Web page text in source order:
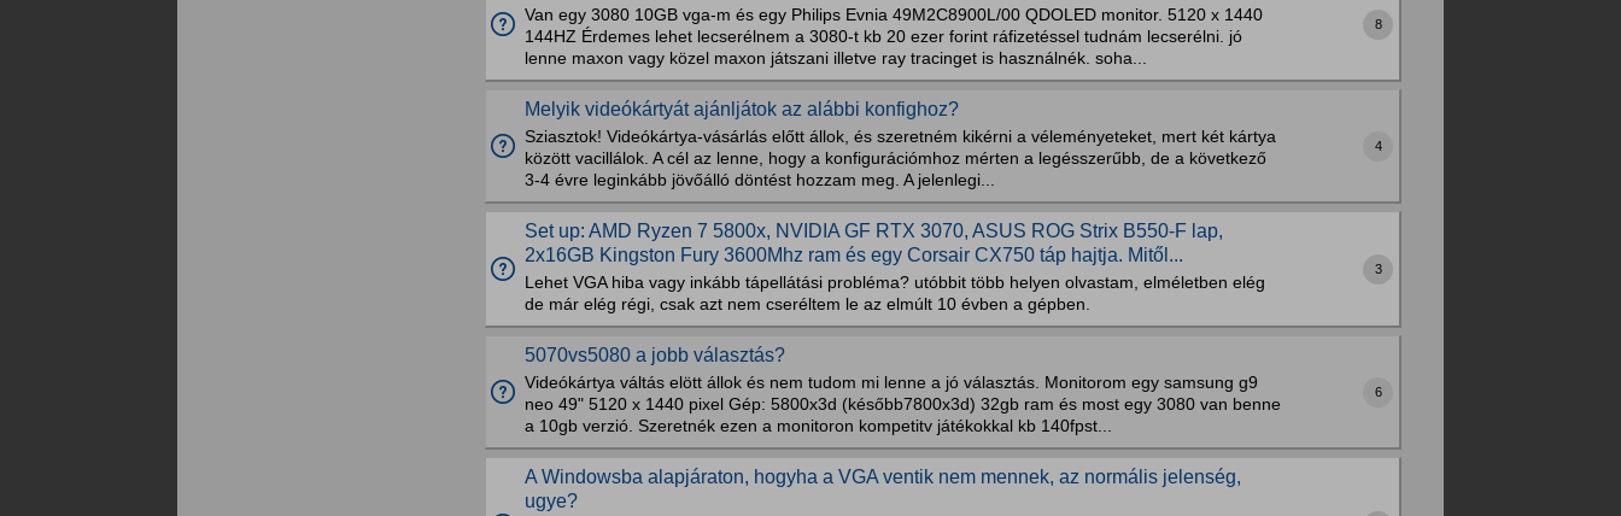
Van egy 3080 10GB vga-m és egy Philips Evnia 49M2C8900L/00 QDOLED monitor. 5120 x 1440
144HZ Érdemes lehet lecserélnem a 3080-t kb 20 ezer forint ráfizetéssel tudnám lecserélni. jó
lenne maxon vagy közel maxon játszani illetve ray tracinget is használnék. soha...
8
Melyik videókártyát ajánljátok az alábbi konfighoz?
Sziasztok! Videókártya-vásárlás előtt állok, és szeretném kikérni a véleményeteket, mert két kártya
között vacillálok. A cél az lenne, hogy a konfigurációmhoz mérten a legésszerűbb, de a következő
3-4 évre leginkább jövőálló döntést hozzam meg. A jelenlegi...
4
Set up: AMD Ryzen 7 5800x, NVIDIA GF RTX 3070, ASUS ROG Strix B550-F lap,
2x16GB Kingston Fury 3600Mhz ram és egy Corsair CX750 táp hajtja. Mitől...
Lehet VGA hiba vagy inkább tápellátási probléma? utóbbit több helyen olvastam, elméletben elég
de már elég régi, csak azt nem cseréltem le az elmúlt 10 évben a gépben.
3
5070vs5080 a jobb választás?
Videókártya váltás elött állok és nem tudom mi lenne a jó választás. Monitorom egy samsung g9
neo 49" 5120 x 1440 pixel Gép: 5800x3d (később7800x3d) 32gb ram és most egy 3080 van benne
a 10gb verzió. Szeretnék ezen a monitoron kompetitv játékokkal kb 140fpst...
6
A Windowsba alapjáraton, hogyha a VGA ventik nem mennek, az normális jelenség,
ugye?